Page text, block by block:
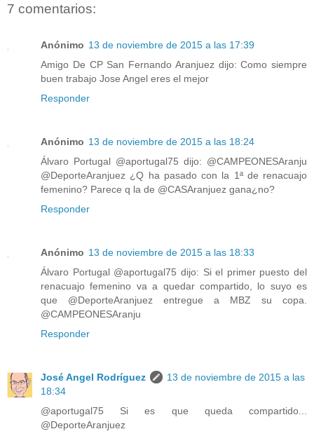
7 comentarios:
Anónimo 13 de noviembre de 2015 a las 17:39
Amigo De CP San Fernando Aranjuez dijo: Como siempre
buen trabajo Jose Angel eres el mejor
Responder
Anónimo 13 de noviembre de 2015 a las 18:24
Álvaro Portugal @aportugal75 dijo: @CAMPEONESAranju
@DeporteAranjuez ¿Q ha pasado con la 1ª de renacuajo
femenino? Parece q la de @CASAranjuez gana¿no?
Responder
Anónimo 13 de noviembre de 2015 a las 18:33
Álvaro Portugal @aportugal75 dijo: Si el primer puesto del
renacuajo femenino va a quedar compartido, lo suyo es
que @DeporteAranjuez entregue a MBZ su copa.
@CAMPEONESAranju
Responder
José Angel Rodríguez
13 de noviembre de 2015 a las
18:34
@aportugal75 Si es que queda compartido...
@DeporteAranjuez